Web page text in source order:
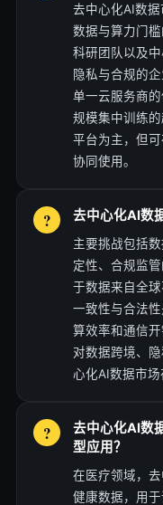
去中心化AI数
数据与算力门
科研团队以及
隐私与合规的
单一云服务商
规模集中训练
平台为主，但
协同使用。
去中心化AI数
主要挑战包括
定性、合规监
于数据来自全
一致性与合法
算效率和通信
对数据跨境、
心化AI数据市场
去中心化AI数
型应用？
在医疗领域，
健康数据，用